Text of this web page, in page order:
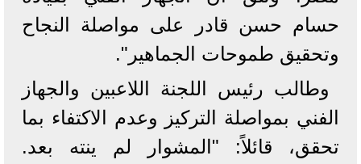
حسام حسن قادر على مواصلة النجاح
وتحقيق طموحات الجماهير".
وطالب رئيس اللجنة اللاعبين والجهاز
الفني بمواصلة التركيز وعدم الاكتفاء بما
تحقق، قائلاً: "المشوار لم ينته بعد.